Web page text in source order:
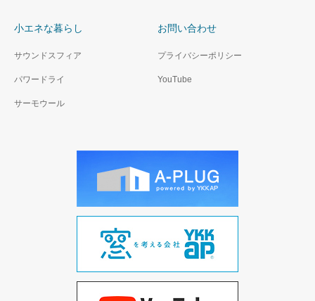
小エネな暮らし
サウンドスフィア
パワードライ
サーモウール
お問い合わせ
プライバシーポリシー
YouTube